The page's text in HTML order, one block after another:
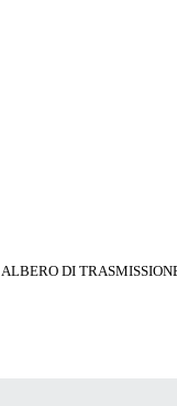
ALBERO DI